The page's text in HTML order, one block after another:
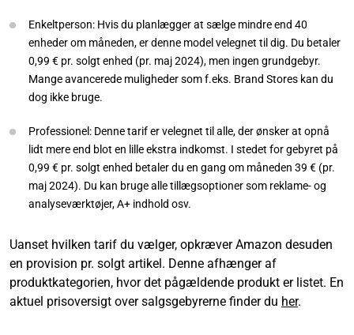
Enkeltperson: Hvis du planlægger at sælge mindre end 40
enheder om måneden, er denne model velegnet til dig. Du betaler
0,99 € pr. solgt enhed (pr. maj 2024), men ingen grundgebyr.
Mange avancerede muligheder som f.eks. Brand Stores kan du
dog ikke bruge.
Professionel: Denne tarif er velegnet til alle, der ønsker at opnå
lidt mere end blot en lille ekstra indkomst. I stedet for gebyret på
0,99 € pr. solgt enhed betaler du en gang om måneden 39 € (pr.
maj 2024). Du kan bruge alle tillægsoptioner som reklame- og
analyseværktøjer, A+ indhold osv.
Uanset hvilken tarif du vælger, opkræver Amazon desuden
en provision pr. solgt artikel. Denne afhænger af
produktkategorien, hvor det pågældende produkt er listet. En
aktuel prisoversigt over salgsgebyrerne finder du her.